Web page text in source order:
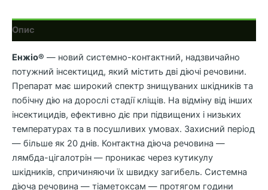
Опис
Енжіо® — новий системно-контактний, надзвичайно
потужний інсектицид, який містить дві діючі речовини.
Препарат має широкий спектр знищуваних шкідників та
побічну дію на дорослі стадії кліщів. На відміну від інших
інсектицидів, ефективно діє при підвищених і низьких
температурах та в посушливих умовах. Захисний період
— більше як 20 днів. Контактна діюча речовина —
лямбда-цігалотрін — проникає через кутикулу
шкідників, спричиняючи їх швидку загибель. Системна
діюча речовина — тіаметоксам — протягом години